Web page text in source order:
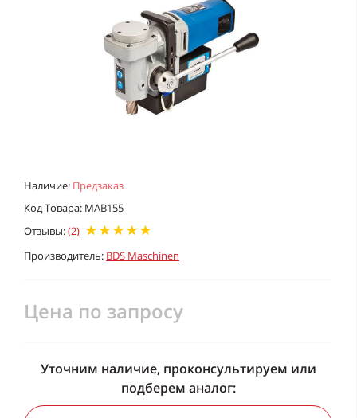
Наличие: Предзаказ
Код Товара: MAB155
Отзывы:(2)
Производитель: BDS Maschinen
Цена по запросу
Уточним наличие, проконсультируем или
подберем аналог: